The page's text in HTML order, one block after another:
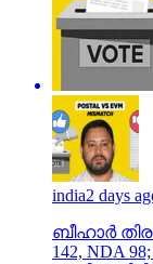
india2 days ago
ബീഹാർ
142,